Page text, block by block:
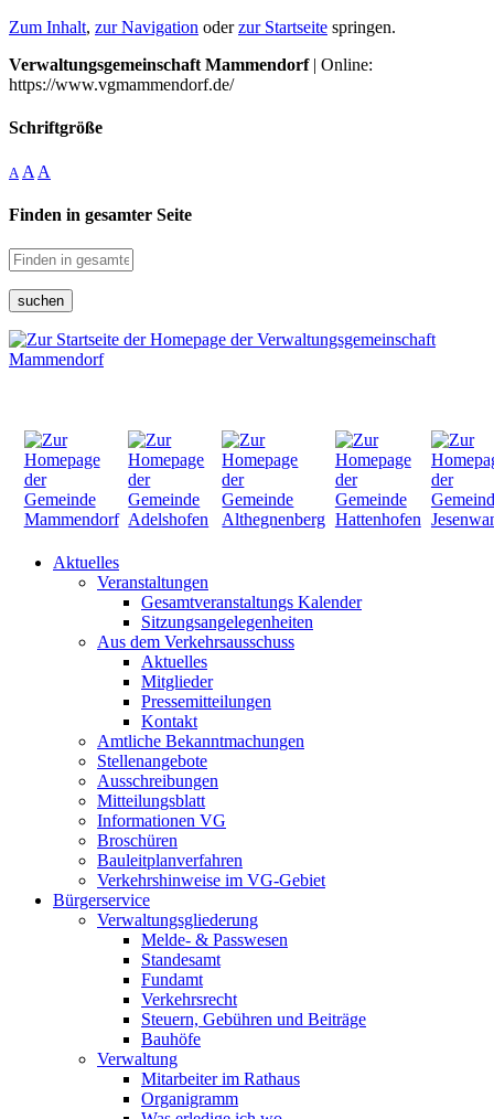
Zum Inhalt, zur Navigation oderzur Startseite springen.
Verwaltungsgemeinschaft Mammendorf| Online:
https://www.vgmammendorf.de/
Schriftgröße
A A A
Finden in gesamter Seite
suchen
Aktuelles
Veranstaltungen
Gesamtveranstaltungs Kalender
Sitzungsangelegenheiten
Aus dem Verkehrsausschuss
Aktuelles
Mitglieder
Pressemitteilungen
Kontakt
Amtliche Bekanntmachungen
Stellenangebote
Ausschreibungen
Mitteilungsblatt
Informationen VG
Broschüren
Bauleitplanverfahren
Verkehrshinweise im VG-Gebiet
Bürgerservice
Verwaltungsgliederung
Melde- & Passwesen
Standesamt
Fundamt
Verkehrsrecht
Steuern, Gebühren und Beiträge
Bauhöfe
Verwaltung
Mitarbeiter im Rathaus
Organigramm